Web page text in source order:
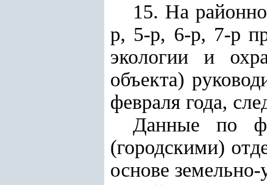
15. На
р, 5-р, 6-р, 7-р
экологии и
объекта)
февраля года,
Данные по
(городскими)
основе